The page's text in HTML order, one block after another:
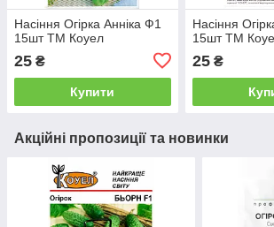
Насіння Огірка Анніка Ф1
15шт ТМ Коуел
25 ₴
Купити
Насіння
15шт ТМ
25₴
Акційні пропозиції та новинки